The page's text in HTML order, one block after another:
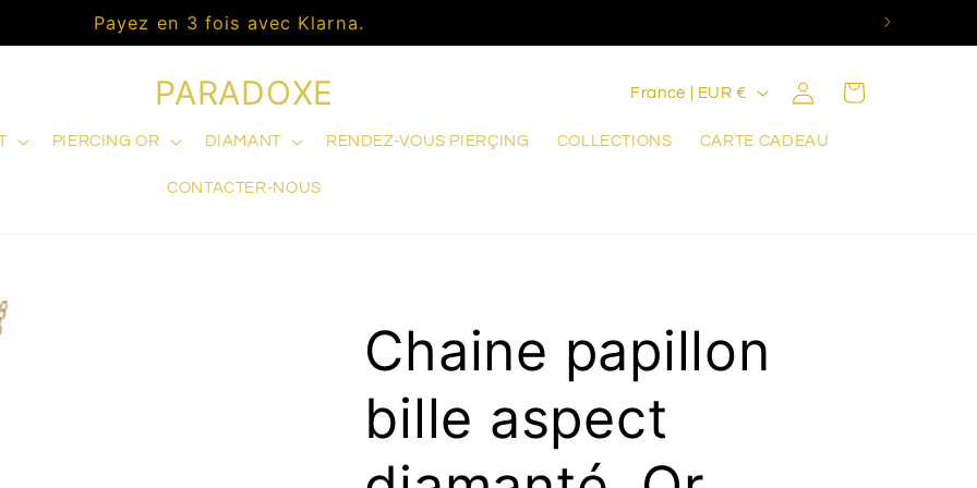
Payez en 3 fois avec Klarna.
PARADOXE
PIERCING OR DIAMANT RENDEZ-VOUS PIERÇING COLLECTIONS CARTE CADEAU
CONTACTER-NOUS
P
a
é
g
i
o
France | EUR € ConnexionPanier
Chaine papillon
bille aspect